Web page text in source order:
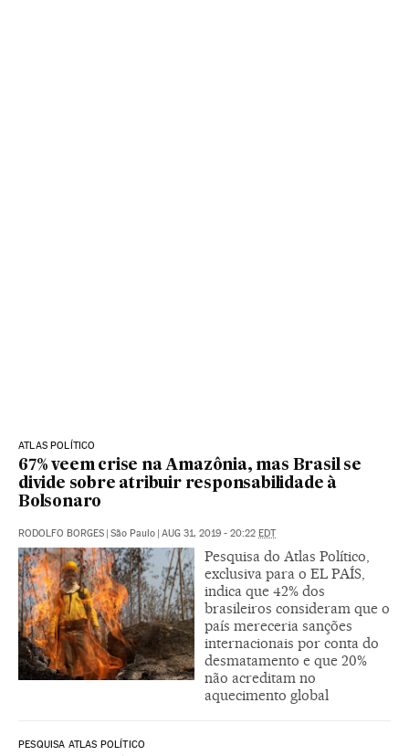
ATLAS POLÍTICO
67% veem crise na Amazônia, mas Brasil se
divide sobre atribuir responsabilidade à
Bolsonaro
RODOLFO BORGES São Paulo AUG 31, 2019 - 20:22 EDT
Pesquisa do Atlas Político,
exclusiva para o EL PAÍS,
indica que 42% dos
brasileiros consideram que o
país mereceria sanções
internacionais por conta do
desmatamento e que 20%
não acreditam no
aquecimento global
PESQUISA ATLAS POLÍTICO